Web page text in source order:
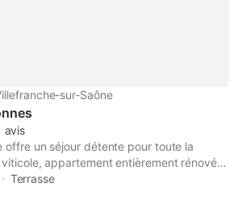
sur-Saône
avis
offre un séjour détente pour toute la
appartement entièrement rénové
pièce à vivre : salle à manger/salon,
1 cuisine ouverte équipée : machine à
induction, cafetière, bouilloire, grille-
Terrasse